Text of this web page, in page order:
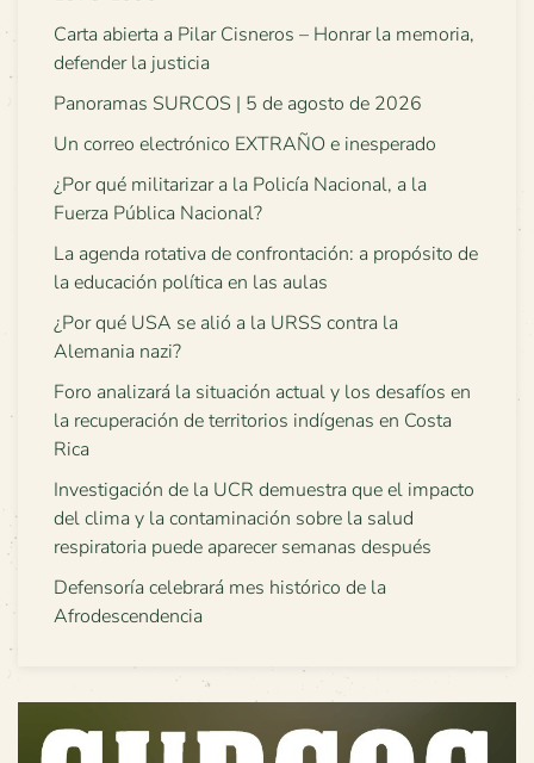
Carta abierta a Pilar Cisneros – Honrar la memoria,
defender la justicia
Panoramas SURCOS | 5 de agosto de 2026
Un correo electrónico EXTRAÑO e inesperado
¿Por qué militarizar a la Policía Nacional, a la
Fuerza Pública Nacional?
La agenda rotativa de confrontación: a propósito de
la educación política en las aulas
¿Por qué USA se alió a la URSS contra la
Alemania nazi?
Foro analizará la situación actual y los desafíos en
la recuperación de territorios indígenas en Costa
Rica
Investigación de la UCR demuestra que el impacto
del clima y la contaminación sobre la salud
respiratoria puede aparecer semanas después
Defensoría celebrará mes histórico de la
Afrodescendencia